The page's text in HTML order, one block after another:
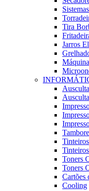
Tira
Jarros
Toners
Toners
Cartões
Cooling